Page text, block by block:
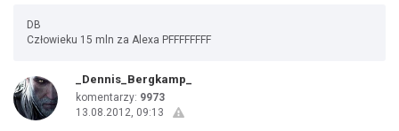
DB
Człowieku 15 mln za Alexa PFFFFFFFF
_Dennis_Bergkamp_
komentarzy: 9973
13.08.2012, 09:13